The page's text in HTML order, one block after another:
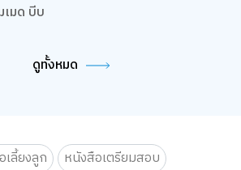
มด บีบ
ดูทั้งหมด
เลี้ยงลูก
หนังสือเตรียมสอบ